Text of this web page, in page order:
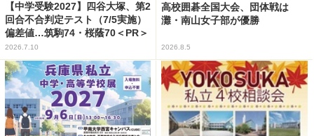
【中学受験2027】四谷大塚、第2
回合不合判定テスト（7/5実施）
偏差値…筑駒74・桜蔭70＜PR＞
2026.7.10
高校囲碁全国大会、団体戦は
灘・南山女子部が優勝
2026.8.5